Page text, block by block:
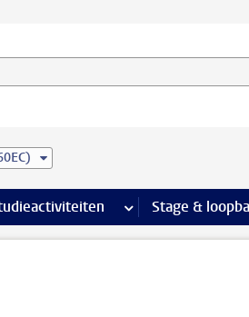
pagina’s meer Extra
Stage &